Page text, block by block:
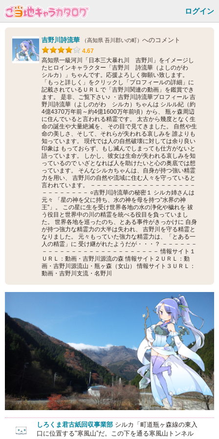
ログイン
吉野川詩流華 （高知県 吾川郡いの町） へのコメント
4.67
高知県一級河川「日本三大暴れ川 吉野川」をイメージし
たヒロインキャラクター「吉野川 詩流華（よしのがわ
シルカ）」ちゃんです。応援よろしく御願い致します。
「もっと詳しく」をクリックし「プロフィールの詳細」に
記載されているＵＲＬで「吉野川関連の動画」を鑑賞でき
ます。 是非、ご覧下さい♪ ・吉野川詩流華プロフィール 吉
野川詩流華（よしのがわ シルカ）ちゃんは シルル紀（約
4億4370万年前～約4億1600万年前頃）から、 瓶ヶ森周辺
に住んでいると言われる精霊です。 太古から幾度となく生
命の誕生や大量絶滅を、 その目で見てきました。 自然や生
命の美しさ、そして、それらが失われる哀しみを 誰よりも
知っています。 現代では人の自然破壊に対しては余り良い
印象は もっておらず、もし滅んでしまっても仕方がないと
語っています。 しかし、彼女は生命が失われる哀しみを知
っているので いざとなれば人を助けたいと心の奥底では想
っています。 そんなシルカちゃんは、自身が持つ強い精霊
力を用い、 吉野川の自然や流域に住む人々を守っていると
言われています。 －－－－－－－－－－－－－－－－－－
－－－－－－－－ ○吉野川詩流華の秘密１ シルカ姉さんは
元々 「星の神を父に持ち、水の神を母を持つ”水界の神
王”」。 この星に生を受け世界各地の水の浄化や穢れを 祓
う役目と世界中の川の精霊を統べる役目を負っていまし
た。 世界各地を巡ったのち、とある事件がきっかけに 自身
が持つ強力な精霊力の大半は失われ、 吉野川を守る精霊と
なりました。 元々もっていた強力な精霊力は、「とある一
人の精霊」に 受け継がれたようだが・・・？ －－－－－－
－－－－－－－－－－－－－－－－－－－－ 情報サイト１
ＵＲＬ：動画・吉野川源流の森 情報サイト２ＵＲＬ：動
画・吉野川源流山・瓶ヶ森（女山） 情報サイト３ＵＲＬ：
動画・吉野川支流・名野川
しろくま君古紙回収事業部 シルカ「町道瓶ヶ森線の東入
口に位置する"寒風山”だ。この下を通る寒風山トンネル